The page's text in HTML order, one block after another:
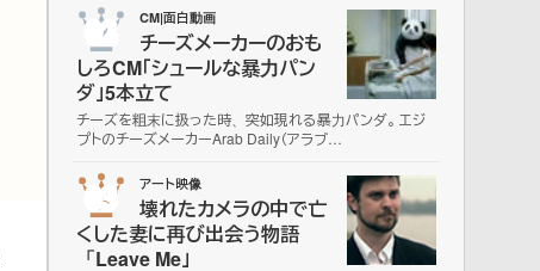
02 CM|面白動画
チーズメーカーのおも
しろCM「シュールな暴力パン
ダ」5本立て
チーズを粗末に扱った時、突如現れる暴力パンダ。 エジ
プトのチーズメーカーArab Daily（アラブ…
03 アート映像
壊れたカメラの中で亡
くした妻に再び出会う物語
「Leave Me」